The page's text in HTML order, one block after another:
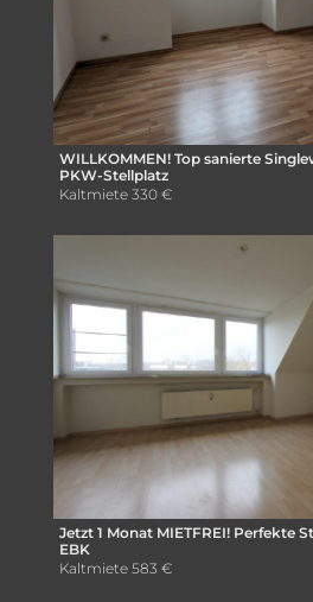
WILLKOMMEN! Top sanierte
PKW-Stellplatz
Kaltmiete 330 €
Jetzt 1 Monat MIETFREI! Perfekte
EBK
Kaltmiete 583 €